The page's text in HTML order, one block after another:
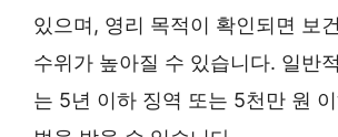
있으며, 영리 목적이 확인되면 보
수위가 높아질 수 있습니다. 일반
는 5년 이하 징역 또는 5천만 원